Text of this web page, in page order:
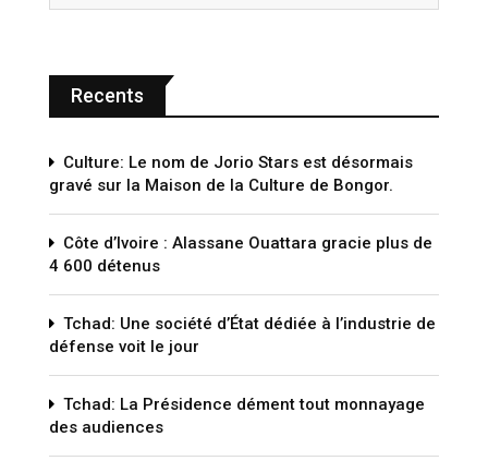
Recents
Culture: Le nom de Jorio Stars est désormais
gravé sur la Maison de la Culture de Bongor.
Côte d’Ivoire : Alassane Ouattara gracie plus de
4 600 détenus
Tchad: Une société d’État dédiée à l’industrie de
défense voit le jour
Tchad: La Présidence dément tout monnayage
des audiences